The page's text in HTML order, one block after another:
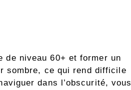
de niveau 60+ et former un
sombre, ce qui rend difficile
dans l’obscurité, vous